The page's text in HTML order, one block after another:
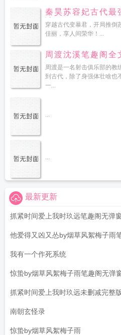
秦昊苏容妃古代最
读
穿越古代变暴君，开局推倒
佳丽，享人间荣华！...
周渡沈溪笔趣阁全
周渡是一名射击俱乐部的教
到古代，除了身强体壮啥也
一...
...
...
最新更新
抓紧时间爱上我时玖远笔趣阁无弹
他爱得又凶又怂by烟草风絮梅子雨
我有一个作死系统
惊蛰by烟草风絮梅子雨笔趣阁无弹
抓紧时间爱上我时玖远未删减完整
南朝玄怪录
惊蛰by烟草风絮梅子雨